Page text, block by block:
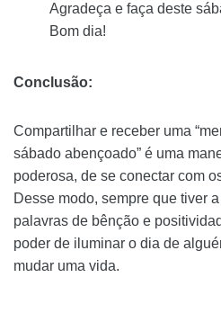
Agradeça e faça deste
Bom dia!
Conclusão:
Compartilhar e receber uma
sábado abençoado” é uma
poderosa, de se conectar com
Desse modo, sempre que tiver
palavras de bênção e
poder de iluminar o dia de
mudar uma vida.